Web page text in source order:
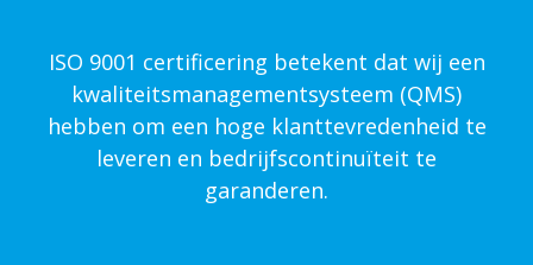
ISO 9001 certificering betekent dat wij een
kwaliteits­management­systeem (QMS)
hebben om een hoge klanttevredenheid te
leveren en bedrijfscontinuïteit te
garanderen.